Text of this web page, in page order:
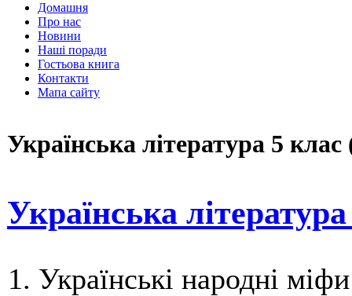
Домашня
Про нас
Новини
Наші поради
Гостьова книга
Контакти
Мапа сайту
Українська література 5 клас
Українська
Українські народні